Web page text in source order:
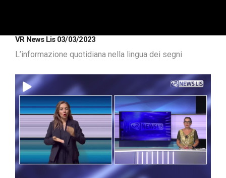
VR News Lis 03/03/2023
L’informazione quotidiana nella lingua dei segni